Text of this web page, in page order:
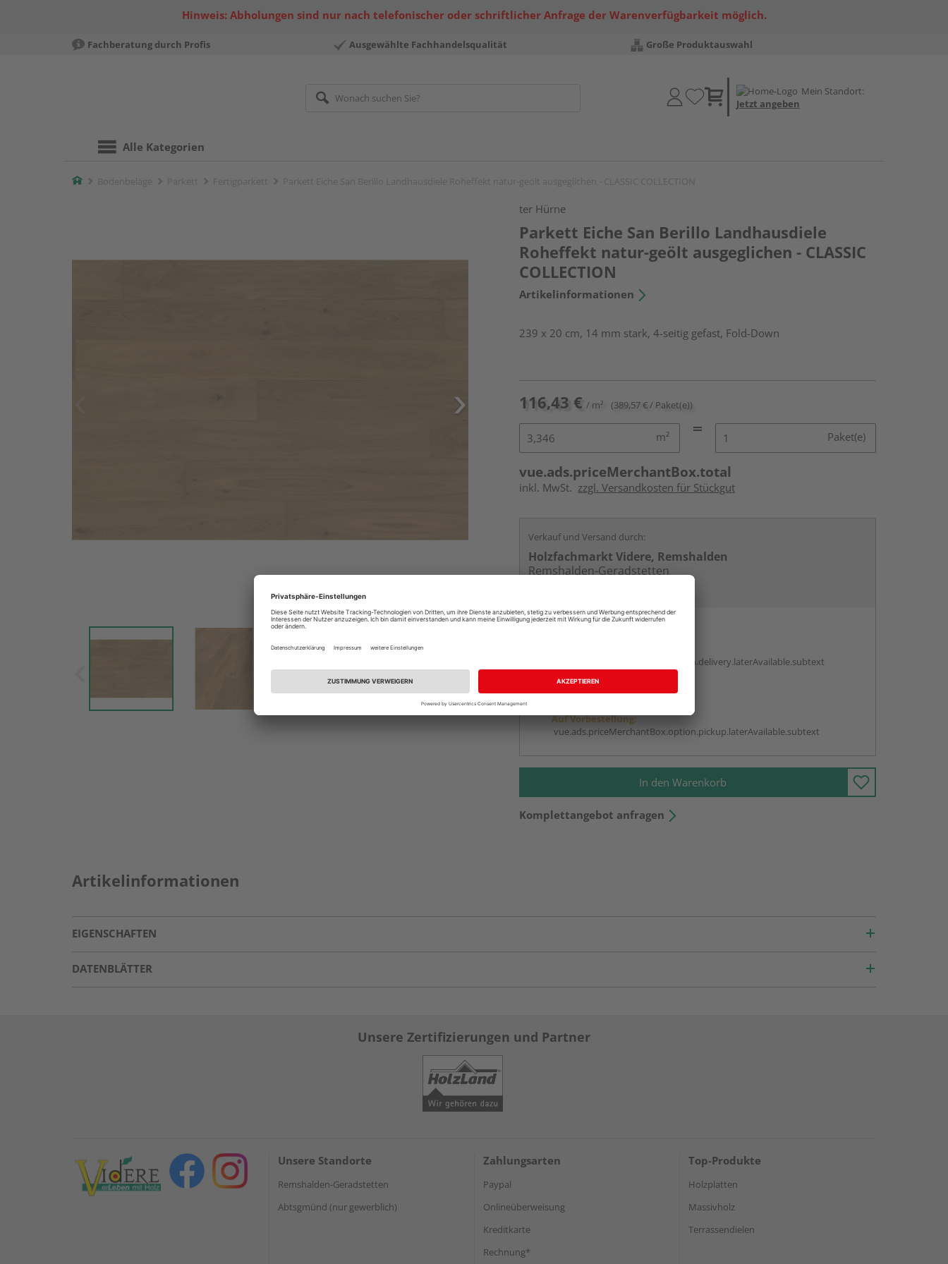
Hinweis: Abholungen sind nur nach telefonischer oder schriftlicher Anfrage der Warenverfügbarkeit möglich.
Fachberatung durch Profis Ausgewählte Fachhandelsqualität Große Produktauswahl
Mein Standort:
Jetzt angeben
Alle Kategorien
Home
ter Hürne
Parkett Eiche San Berillo Landhausdiele
Roheffekt natur-geölt ausgeglichen - CLASSIC
COLLECTION
Artikelinformationen
239 x 20 cm, 14 mm stark, 4-seitig gefast, Fold-Down
116,43 € / m² (389,57 € / Paket(e))
m² Paket(e)
vue.ads.priceMerchantBox.total
inkl. MwSt. zzgl. Versandkosten für Stückgut
Verkauf und Versand durch:
Holzfachmarkt Videre, Remshalden
Remshalden-Geradstetten
vue.ads.priceMerchantBox.option.delivery.laterAvailable.subtext
Auf Vorbestellung:
vue.ads.priceMerchantBox.option.pickup.laterAvailable.subtext
In den Warenkorb
Komplettangebot anfragen
Artikelinformationen
EIGENSCHAFTEN
DATENBLÄTTER
Unsere Zertifizierungen und Partner
Unsere Standorte
Remshalden-Geradstetten
Abtsgmünd (nur gewerblich)
Zahlungsarten
Paypal
Onlineüberweisung
Kreditkarte
Rechnung*
Top-Produkte
Holzplatten
Massivholz
Terrassendielen